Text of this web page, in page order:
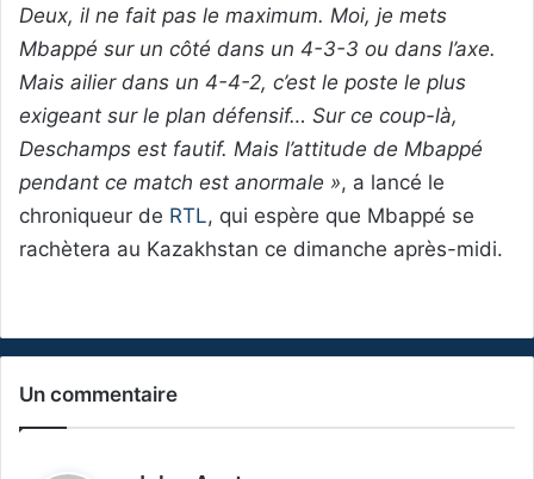
Deux, il ne fait pas le maximum. Moi, je mets
Mbappé sur un côté dans un 4-3-3 ou dans l’axe.
Mais ailier dans un 4-4-2, c’est le poste le plus
exigeant sur le plan défensif… Sur ce coup-là,
Deschamps est fautif. Mais l’attitude de Mbappé
pendant ce match est anormale », a lancé le
chroniqueur de RTL, qui espère que Mbappé se
rachètera au Kazakhstan ce dimanche après-midi.
Un commentaire